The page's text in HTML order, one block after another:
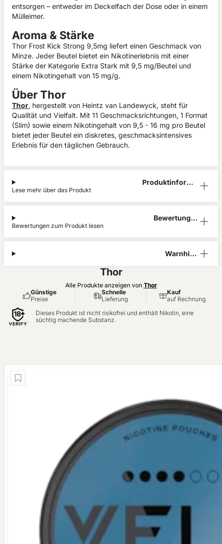
entsorgen – entweder im Deckelfach der Dose oder in einem
Mülleimer.
Aroma & Stärke
Thor Frost Kick Strong 9,5mg liefert einen Geschmack von
Minze. Jeder Beutel bietet ein Nikotinerlebnis mit einer
Stärke der Kategorie Extra Stark mit 9,5 mg/Beutel und
einem Nikotingehalt von 15 mg/g.
Über Thor
Thor, hergestellt von Heintz van Landewyck, steht für
Qualität und Vielfalt. Mit 11 Geschmacksrichtungen, 1 Format
(Slim) sowie einem Nikotingehalt von 9,5 - 16 mg pro Beutel
bietet jeder Beutel ein diskretes, geschmacksintensives
Erlebnis für den täglichen Gebrauch.
Produktinform
Lese mehr über das Produkt
Bewertunge
Bewertungen zum Produkt lesen
Warnhinw
Thor
Alle Produkte anzeigen von Thor
Günstige
Preise
Schnelle
Lieferung
Kauf
auf Rechnung
Dieses Produkt ist nicht risikofrei und enthält Nikotin, eine
süchtig machende Substanz.